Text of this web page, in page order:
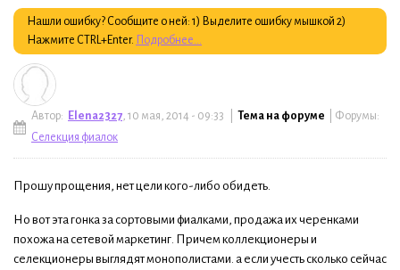
Нашли ошибку? Сообщите о ней: 1) Выделите ошибку мышкой 2)
Нажмите CTRL+Enter. Подробнее...
Автор: Elena2327, 10 мая, 2014 - 09:33 | Тема на форуме | Форумы:
Селекция фиалок
Прошу прощения, нет цели кого-либо обидеть.
Но вот эта гонка за сортовыми фиалками, продажа их черенками
похожа на сетевой маркетинг. Причем коллекционеры и
селекционеры выглядят монополистами. а если учесть сколько сейчас